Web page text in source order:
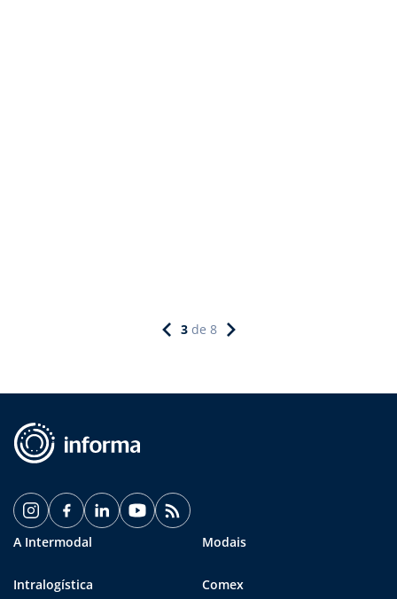
3 de 8
A Intermodal Modais
Intralogística Comex